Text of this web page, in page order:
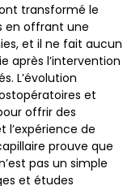
transformé le
en offrant une
et il ne fait aucun
après l’intervention
L’évolution
et
offrir des
de
prouve que
pas un simple
et études